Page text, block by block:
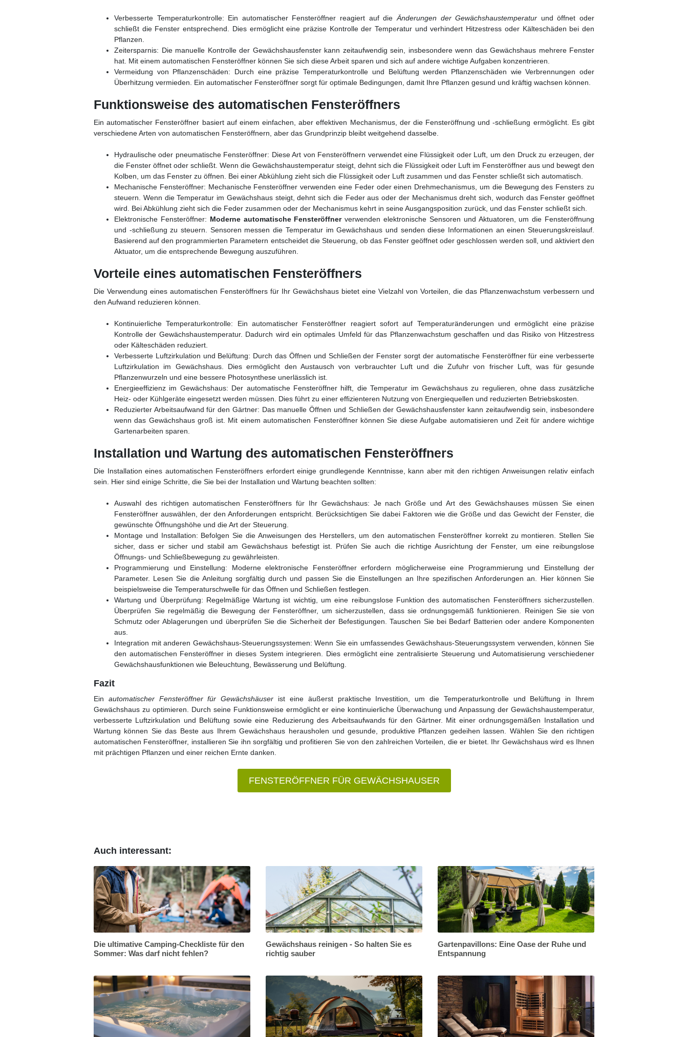
Verbesserte Temperaturkontrolle: Ein automatischer Fensteröffner reagiert auf dieÄnderungen der Gewächshaustemperatur und öffnet oder
schließt die Fenster entsprechend. Dies ermöglicht eine präzise Kontrolle der Temperatur und verhindert Hitzestress oder Kälteschäden bei den
Pflanzen.
Zeitersparnis: Die manuelle Kontrolle der Gewächshausfenster kann zeitaufwendig sein, insbesondere wenn das Gewächshaus mehrere Fenster
hat. Mit einem automatischen Fensteröffner können Sie sich diese Arbeit sparen und sich auf andere wichtige Aufgaben konzentrieren.
Vermeidung von Pflanzenschäden: Durch eine präzise Temperaturkontrolle und Belüftung werden Pflanzenschäden wie Verbrennungen oder
Überhitzung vermieden. Ein automatischer Fensteröffner sorgt für optimale Bedingungen, damit Ihre Pflanzen gesund und kräftig wachsen können.
Funktionsweise des automatischen Fensteröffners
Ein automatischer Fensteröffner basiert auf einem einfachen, aber effektiven Mechanismus, der die Fensteröffnung und -schließung ermöglicht. Es gibt
verschiedene Arten von automatischen Fensteröffnern, aber das Grundprinzip bleibt weitgehend dasselbe.
Hydraulische oder pneumatische Fensteröffner: Diese Art von Fensteröffnern verwendet eine Flüssigkeit oder Luft, um den Druck zu erzeugen, der
die Fenster öffnet oder schließt. Wenn die Gewächshaustemperatur steigt, dehnt sich die Flüssigkeit oder Luft im Fensteröffner aus und bewegt den
Kolben, um das Fenster zu öffnen. Bei einer Abkühlung zieht sich die Flüssigkeit oder Luft zusammen und das Fenster schließt sich automatisch.
Mechanische Fensteröffner: Mechanische Fensteröffner verwenden eine Feder oder einen Drehmechanismus, um die Bewegung des Fensters zu
steuern. Wenn die Temperatur im Gewächshaus steigt, dehnt sich die Feder aus oder der Mechanismus dreht sich, wodurch das Fenster geöffnet
wird. Bei Abkühlung zieht sich die Feder zusammen oder der Mechanismus kehrt in seine Ausgangsposition zurück, und das Fenster schließt sich.
Elektronische Fensteröffner: Moderne automatische Fensteröffnerverwenden elektronische Sensoren und Aktuatoren, um die Fensteröffnung
und -schließung zu steuern. Sensoren messen die Temperatur im Gewächshaus und senden diese Informationen an einen Steuerungskreislauf.
Basierend auf den programmierten Parametern entscheidet die Steuerung, ob das Fenster geöffnet oder geschlossen werden soll, und aktiviert den
Aktuator, um die entsprechende Bewegung auszuführen.
Vorteile eines automatischen Fensteröffners
Die Verwendung eines automatischen Fensteröffners für Ihr Gewächshaus bietet eine Vielzahl von Vorteilen, die das Pflanzenwachstum verbessern und
den Aufwand reduzieren können.
Kontinuierliche Temperaturkontrolle: Ein automatischer Fensteröffner reagiert sofort auf Temperaturänderungen und ermöglicht eine präzise
Kontrolle der Gewächshaustemperatur. Dadurch wird ein optimales Umfeld für das Pflanzenwachstum geschaffen und das Risiko von Hitzestress
oder Kälteschäden reduziert.
Verbesserte Luftzirkulation und Belüftung: Durch das Öffnen und Schließen der Fenster sorgt der automatische Fensteröffner für eine verbesserte
Luftzirkulation im Gewächshaus. Dies ermöglicht den Austausch von verbrauchter Luft und die Zufuhr von frischer Luft, was für gesunde
Pflanzenwurzeln und eine bessere Photosynthese unerlässlich ist.
Energieeffizienz im Gewächshaus: Der automatische Fensteröffner hilft, die Temperatur im Gewächshaus zu regulieren, ohne dass zusätzliche
Heiz- oder Kühlgeräte eingesetzt werden müssen. Dies führt zu einer effizienteren Nutzung von Energiequellen und reduzierten Betriebskosten.
Reduzierter Arbeitsaufwand für den Gärtner: Das manuelle Öffnen und Schließen der Gewächshausfenster kann zeitaufwendig sein, insbesondere
wenn das Gewächshaus groß ist. Mit einem automatischen Fensteröffner können Sie diese Aufgabe automatisieren und Zeit für andere wichtige
Gartenarbeiten sparen.
Installation und Wartung des automatischen Fensteröffners
Die Installation eines automatischen Fensteröffners erfordert einige grundlegende Kenntnisse, kann aber mit den richtigen Anweisungen relativ einfach
sein. Hier sind einige Schritte, die Sie bei der Installation und Wartung beachten sollten:
Auswahl des richtigen automatischen Fensteröffners für Ihr Gewächshaus: Je nach Größe und Art des Gewächshauses müssen Sie einen
Fensteröffner auswählen, der den Anforderungen entspricht. Berücksichtigen Sie dabei Faktoren wie die Größe und das Gewicht der Fenster, die
gewünschte Öffnungshöhe und die Art der Steuerung.
Montage und Installation: Befolgen Sie die Anweisungen des Herstellers, um den automatischen Fensteröffner korrekt zu montieren. Stellen Sie
sicher, dass er sicher und stabil am Gewächshaus befestigt ist. Prüfen Sie auch die richtige Ausrichtung der Fenster, um eine reibungslose
Öffnungs- und Schließbewegung zu gewährleisten.
Programmierung und Einstellung: Moderne elektronische Fensteröffner erfordern möglicherweise eine Programmierung und Einstellung der
Parameter. Lesen Sie die Anleitung sorgfältig durch und passen Sie die Einstellungen an Ihre spezifischen Anforderungen an. Hier können Sie
beispielsweise die Temperaturschwelle für das Öffnen und Schließen festlegen.
Wartung und Überprüfung: Regelmäßige Wartung ist wichtig, um eine reibungslose Funktion des automatischen Fensteröffners sicherzustellen.
Überprüfen Sie regelmäßig die Bewegung der Fensteröffner, um sicherzustellen, dass sie ordnungsgemäß funktionieren. Reinigen Sie sie von
Schmutz oder Ablagerungen und überprüfen Sie die Sicherheit der Befestigungen. Tauschen Sie bei Bedarf Batterien oder andere Komponenten
aus.
Integration mit anderen Gewächshaus-Steuerungssystemen: Wenn Sie ein umfassendes Gewächshaus-Steuerungssystem verwenden, können Sie
den automatischen Fensteröffner in dieses System integrieren. Dies ermöglicht eine zentralisierte Steuerung und Automatisierung verschiedener
Gewächshausfunktionen wie Beleuchtung, Bewässerung und Belüftung.
Fazit
Ein automatischer Fensteröffner für Gewächshäuser ist eine äußerst praktische Investition, um die Temperaturkontrolle und Belüftung in Ihrem
Gewächshaus zu optimieren. Durch seine Funktionsweise ermöglicht er eine kontinuierliche Überwachung und Anpassung der Gewächshaustemperatur,
verbesserte Luftzirkulation und Belüftung sowie eine Reduzierung des Arbeitsaufwands für den Gärtner. Mit einer ordnungsgemäßen Installation und
Wartung können Sie das Beste aus Ihrem Gewächshaus herausholen und gesunde, produktive Pflanzen gedeihen lassen. Wählen Sie den richtigen
automatischen Fensteröffner, installieren Sie ihn sorgfältig und profitieren Sie von den zahlreichen Vorteilen, die er bietet. Ihr Gewächshaus wird es Ihnen
mit prächtigen Pflanzen und einer reichen Ernte danken.
FENSTERÖFFNER FÜR GEWÄCHSHAUSER
Auch interessant:
Die ultimative Camping-Checkliste für den
Sommer: Was darf nicht fehlen?
Gewächshaus reinigen - So halten Sie es
richtig sauber
Gartenpavillons: Eine Oase der Ruhe und
Entspannung